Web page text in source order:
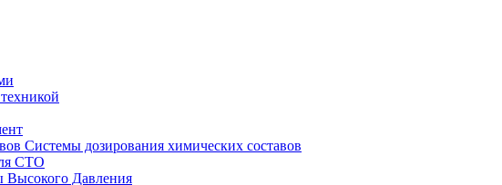
Системы дозирования химических составов
СТО
Высокого Давления